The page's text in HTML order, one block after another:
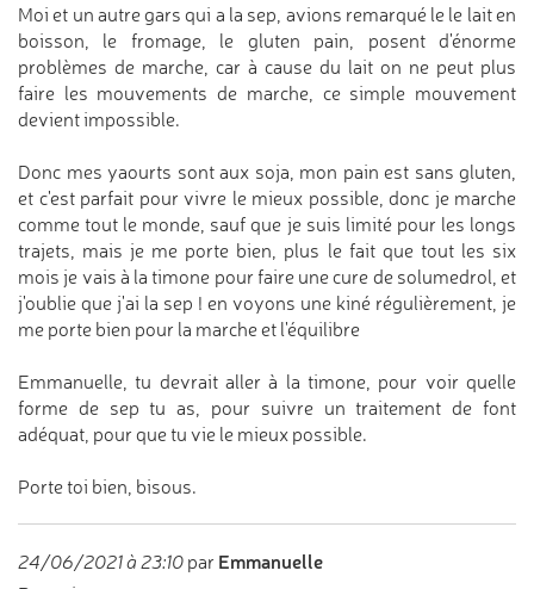
Moi et un autre gars qui a la sep, avions remarqué le le lait en
boisson, le fromage, le gluten pain, posent d'énorme
problèmes de marche, car à cause du lait on ne peut plus
faire les mouvements de marche, ce simple mouvement
devient impossible.
Donc mes yaourts sont aux soja, mon pain est sans gluten,
et c'est parfait pour vivre le mieux possible, donc je marche
comme tout le monde, sauf que je suis limité pour les longs
trajets, mais je me porte bien, plus le fait que tout les six
mois je vais à la timone pour faire une cure de solumedrol, et
j'oublie que j'ai la sep ! en voyons une kiné régulièrement, je
me porte bien pour la marche et l'équilibre
Emmanuelle, tu devrait aller à la timone, pour voir quelle
forme de sep tu as, pour suivre un traitement de font
adéquat, pour que tu vie le mieux possible.
Porte toi bien, bisous.
24/06/2021 à 23:10 par Emmanuelle